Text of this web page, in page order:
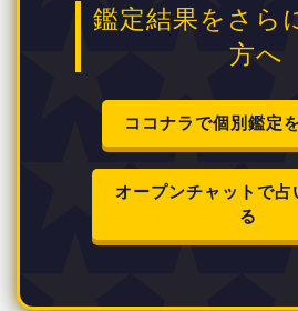
鑑定結果をさら
方へ
ココナラで個別鑑定
オープンチャットで占
る